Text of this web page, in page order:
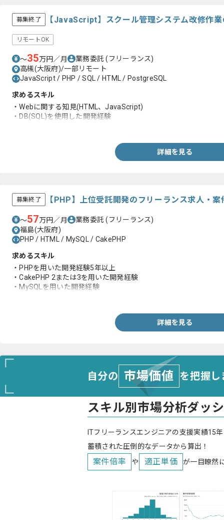
募集終了 【JavaScript】スクール管理システム改修作
リモートOK
〜35万円／月 業務委託(フリーランス)
高槻(大阪府)/一部リモート
JavaScript / PHP / SQL / HTML / PostgreSQL
求めるスキル
・Webに関する知見(HTML、JavaScript)
・DB(SQL)を使用した開発経験
詳細を見る
募集終了 【PHP】上位受託開発のフリーランス求人・案
〜57万円／月 業務委託(フリーランス)
福島(大阪府)
PHP / HTML / MySQL / CakePHP
求めるスキル
・PHPを用いた開発経験5年以上
・CakePHP 2または3を用いた開発経験
・MySQLを用いた開発経験
詳細を見る
自分の 市場価値 を把握
スキル別市場分析ダッ
ITフリーランスエンジニアの支援実績15
蓄積された圧倒的なデータから算出！
案件倍率 や 適正単価 が一目瞭然